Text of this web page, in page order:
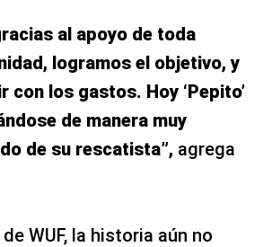
al apoyo de toda
logramos el objetivo, y
con los gastos. Hoy ‘Pepito’
de manera muy
de su rescatista”, agrega
WUF, la historia aún no